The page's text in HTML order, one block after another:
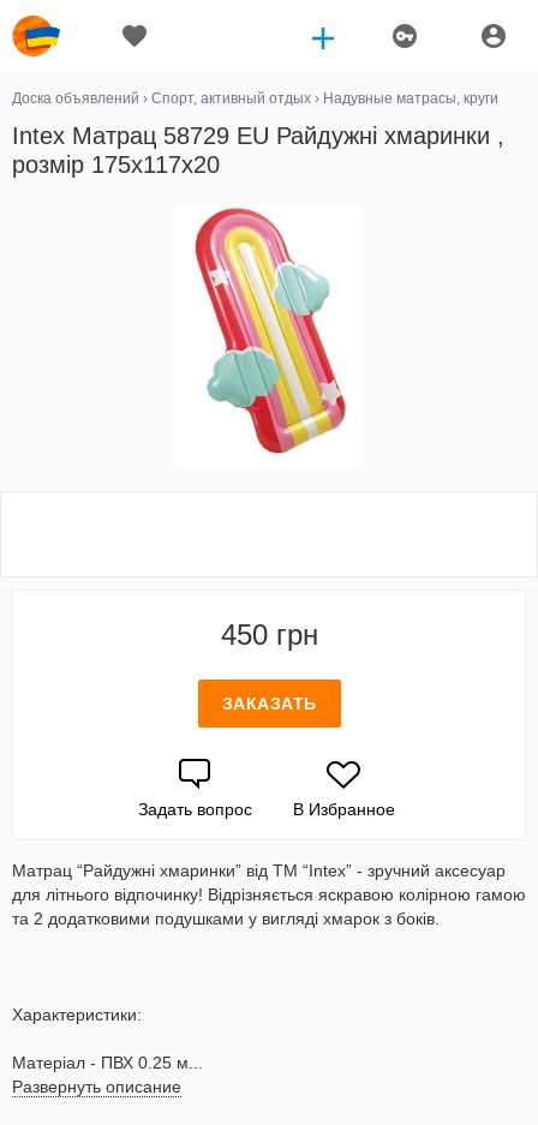
Доска объявлений › Спорт, активный отдых › Надувные матрасы, круги
Intex Матрац 58729 EU Райдужні хмаринки ,
розмір 175x117x20
450 грн
ЗАКАЗАТЬ
Задать вопрос В Избранное
Матрац “Райдужні хмаринки” від ТМ “Intex” - зручний аксесуар
для літнього відпочинку! Відрізняється яскравою колірною гамою
та 2 додатковими подушками у вигляді хмарок з боків.
Характеристики:
Матеріал - ПВХ 0.25 м...
Развернуть описание